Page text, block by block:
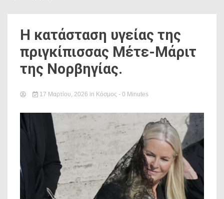
Η κατάσταση υγείας της
πριγκίπισσας Μέτε-Μάριτ
της Νορβηγίας.
17 Μαρτίου, 2026 in Κόσμος - 0 Minutes